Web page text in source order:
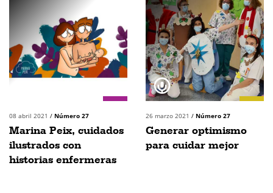
08 abril 2021 / Número 27
Marina Peix, cuidados
ilustrados con
historias enfermeras
26 marzo 2021 / Número 27
Generar optimismo
para cuidar mejor